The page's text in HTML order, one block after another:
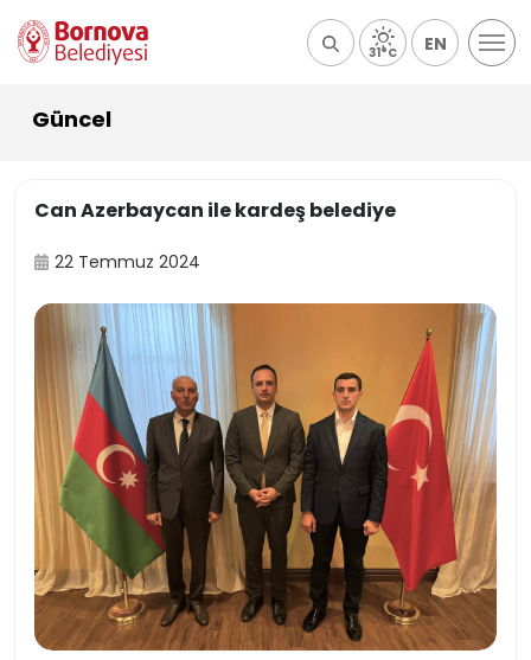
31°C EN
Güncel
Can Azerbaycan ile kardeş belediye
22 Temmuz 2024